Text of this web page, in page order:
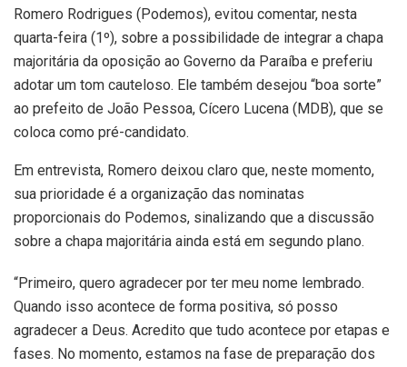
Romero Rodrigues (Podemos), evitou comentar, nesta
quarta-feira (1º), sobre a possibilidade de integrar a chapa
majoritária da oposição ao Governo da Paraíba e preferiu
adotar um tom cauteloso. Ele também desejou “boa sorte”
ao prefeito de João Pessoa, Cícero Lucena (MDB), que se
coloca como pré-candidato.
Em entrevista, Romero deixou claro que, neste momento,
sua prioridade é a organização das nominatas
proporcionais do Podemos, sinalizando que a discussão
sobre a chapa majoritária ainda está em segundo plano.
“Primeiro, quero agradecer por ter meu nome lembrado.
Quando isso acontece de forma positiva, só posso
agradecer a Deus. Acredito que tudo acontece por etapas e
fases. No momento, estamos na fase de preparação dos